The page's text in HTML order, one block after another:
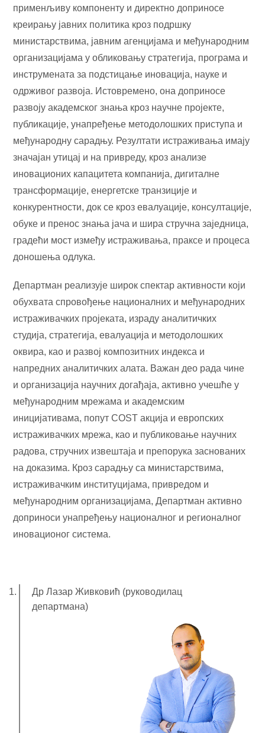
применљиву компоненту и директно доприносе
креирању јавних политика кроз подршку
министарствима, јавним агенцијама и међународним
организацијама у обликовању стратегија, програма и
инструмената за подстицање иновација, науке и
одрживог развоја. Истовремено, она доприносе
развоју академског знања кроз научне пројекте,
публикације, унапређење методолошких приступа и
међународну сарадњу. Резултати истраживања имају
значајан утицај и на привреду, кроз анализе
иновационих капацитета компанија, дигиталне
трансформације, енергетске транзиције и
конкурентности, док се кроз евалуације, консултације,
обуке и пренос знања јача и шира стручна заједница,
градећи мост између истраживања, праксе и процеса
доношења одлука.
Департман реализује широк спектар активности који
обухвата спровођење националних и међународних
истраживачких пројеката, израду аналитичких
студија, стратегија, евалуација и методолошких
оквира, као и развој композитних индекса и
напредних аналитичких алата. Важан део рада чине
и организација научних догађаја, активно учешће у
међународним мрежама и академским
иницијативама, попут COST акција и европских
истраживачких мрежа, као и публиковање научних
радова, стручних извештаја и препорука заснованих
на доказима. Кроз сарадњу са министарствима,
истраживачким институцијама, привредом и
међународним организацијама, Департман активно
доприноси унапређењу националног и регионалног
иновационог система.
Др Лазар Живковић (руководилац
департмана)